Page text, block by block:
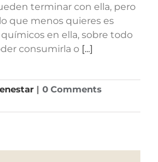
terminar con ella, pero
que menos quieres es
en ella, sobre todo
consumirla o [...]
| 0 Comments